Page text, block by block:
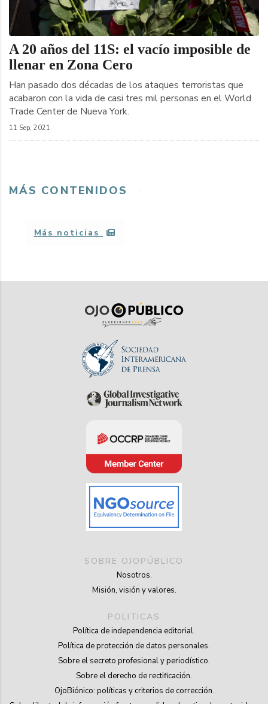
A 20 años del 11S: el vacío imposible de
llenar en Zona Cero
Han pasado dos décadas de los ataques terroristas que
acabaron con la vida de casi tres mil personas en el World
Trade Center de Nueva York.
11 Sep, 2021
MÁS CONTENIDOS
Más noticias
SOBRE OJOPÚBLICO
Nosotros.
Misión, visión y valores.
POLITICAS
Política de independencia editorial.
Política de protección de datos personales.
Sobre el secreto profesional y periodístico.
Sobre el derecho de rectificación.
OjoBiónico: políticas y criterios de corrección.